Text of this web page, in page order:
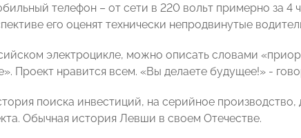
телефон – от сети в 220 вольт примерно за 4
его оценят технически непродвинутые
электроцикле, можно описать словами
Проект нравится всем. «Вы делаете будущее!» -
поиска инвестиций, на серийное производство,
Обычная история Левши в своем Отечестве.